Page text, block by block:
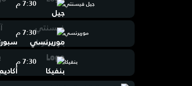
جيل فيسنتي 7:30 م
موريرنسي 7:30 م
بنفيكا 7:30 م